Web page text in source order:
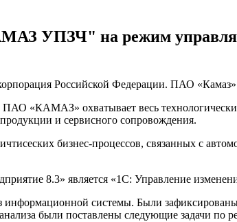
УПЗЧ" на режим
Российской Федерации. ПАО
«КАМАЗ» охватывает весь
и сервисного сопровождения.
бизнес-процессов, связанных с
8.3» является «1С: Управление
информационной системы. Были
были поставлены следующие задачи по